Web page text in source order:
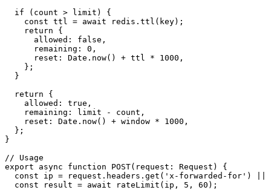
  if (count > limit) {
    const ttl = await redis.ttl(key);
    return {
      allowed: false,
      remaining: 0,
      reset: Date.now() + ttl * 1000,
    };
  }
  return {
    allowed: true,
    remaining: limit - count,
    reset: Date.now() + window * 1000,
  };
}
// Usage
export async function POST(request: Request) {
const ip = request.headers.get('x-forwarded-for') ||
  const result = await rateLimit(ip, 5, 60);